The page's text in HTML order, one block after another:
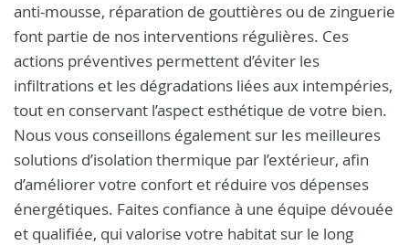
anti-mousse, réparation de gouttières ou de zinguerie
font partie de nos interventions régulières. Ces
actions préventives permettent d’éviter les
infiltrations et les dégradations liées aux intempéries,
tout en conservant l’aspect esthétique de votre bien.
Nous vous conseillons également sur les meilleures
solutions d’isolation thermique par l’extérieur, afin
d’améliorer votre confort et réduire vos dépenses
énergétiques. Faites confiance à une équipe dévouée
et qualifiée, qui valorise votre habitat sur le long